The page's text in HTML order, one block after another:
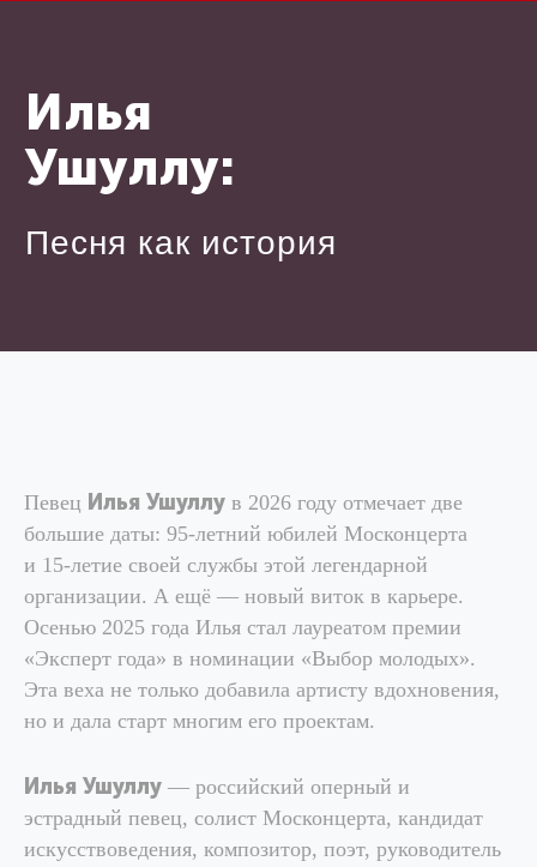
Песня как история
Илья
Ушуллу:
Певец Илья Ушуллу в 2026 году отмечает две
большие даты: 95-летний юбилей Москонцерта
и 15-летие своей службы этой легендарной
организации. А ещё — новый виток в карьере.
Осенью 2025 года Илья стал лауреатом премии
«Эксперт года» в номинации «Выбор молодых».
Эта веха не только добавила артисту вдохновения,
но и дала старт многим его проектам.
Илья Ушуллу — российский оперный и
эстрадный певец, солист Москонцерта, кандидат
искусствоведения, композитор, поэт, руководитель